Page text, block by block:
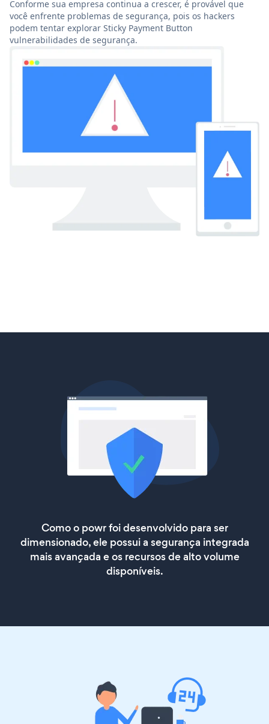
Conforme sua empresa continua a crescer, é provável que
você enfrente problemas de segurança, pois os hackers
podem tentar explorar Sticky Payment Button
vulnerabilidades de segurança.
Como o powr foi desenvolvido para ser
dimensionado, ele possui a segurança integrada
mais avançada e os recursos de alto volume
disponíveis.